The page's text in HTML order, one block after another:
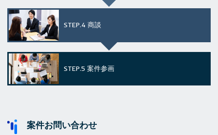
STEP.4 商談
STEP.5 案件参画
案件お問い合わせ